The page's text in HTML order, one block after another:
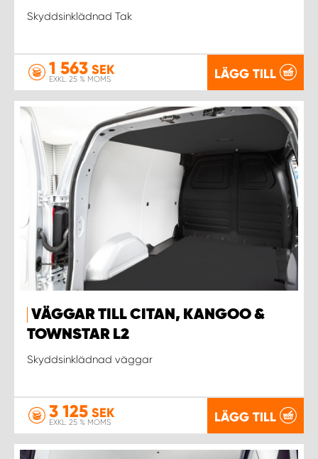
Skyddsinklädnad Tak
1 563 SEK
EXKL. 25 % MOMS LÄGG TILL
VÄGGAR TILL CITAN, KANGOO &
TOWNSTAR L2
Skyddsinklädnad väggar
3 125 SEK
EXKL. 25 % MOMS LÄGG TILL